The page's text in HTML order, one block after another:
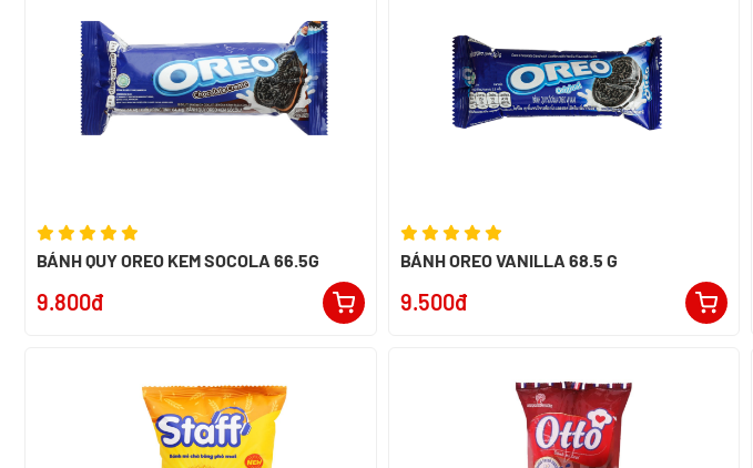
BÁNH QUY OREO KEM SOCOLA 66.5G
9.800đ
BÁNH OREO VANILLA 68.5 G
9.500đ